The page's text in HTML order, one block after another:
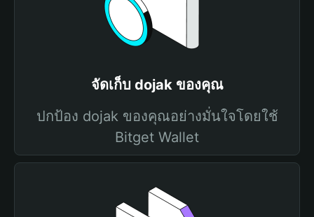
จัดเก็บ dojak ของคุณ
ปกป้อง dojak ของคุณอย่างมั่นใจโดยใช้
Bitget Wallet